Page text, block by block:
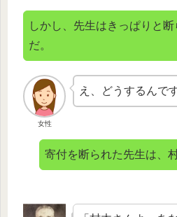
しかし、先生はきっぱりと断
だ。
女性
え、どうするんで
寄付を断られた先生は、